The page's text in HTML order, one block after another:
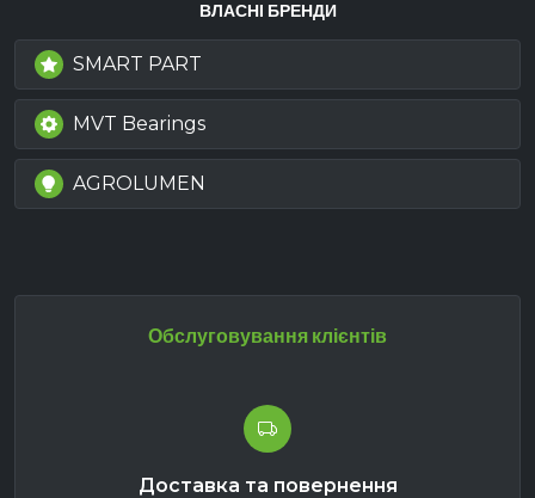
ВЛАСНІ БРЕНДИ
SMART PART
MVT Bearings
AGROLUMEN
Обслуговування клієнтів
Доставка та повернення